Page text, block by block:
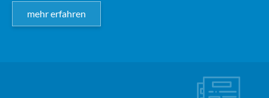
mehr erfahren